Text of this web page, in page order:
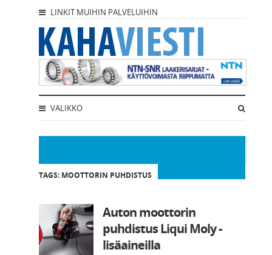
LINKIT MUIHIN PALVELUIHIN
VALIKKO
TAGS: MOOTTORIN PUHDISTUS
Auton moottorin
puhdistus Liqui Moly -
lisäaineilla